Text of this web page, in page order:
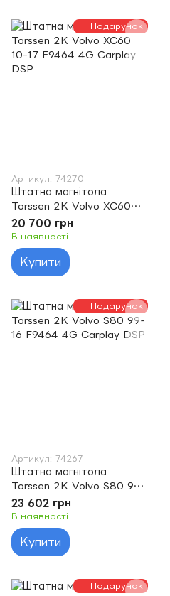
Подарунок
Артикул: 74270
Штатна магнітола
Torssen 2K Volvo XC60
10-17 F9464 4G Carplay
DSP
20 700 грн
В наявності
Купити
Подарунок
Артикул: 74267
Штатна магнітола
Torssen 2K Volvo S80 99-
16 F9464 4G Carplay DSP
23 602 грн
В наявності
Купити
Подарунок